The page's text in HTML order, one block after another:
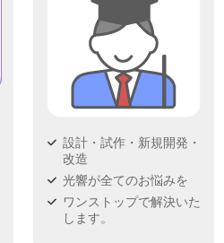
設計・試作・新規開発・
改造
光響が全てのお悩みを
ワンストップで解決いた
します。